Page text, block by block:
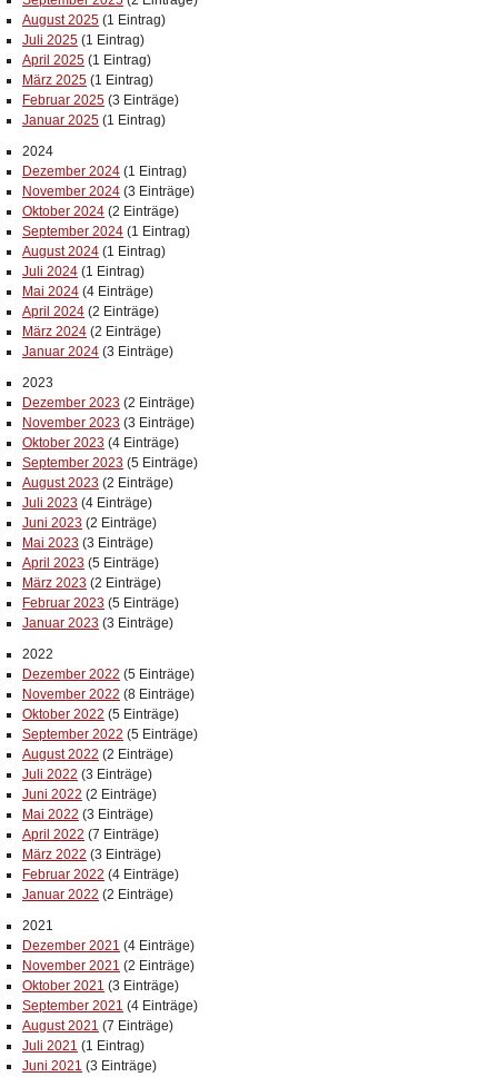
August 2025 (1 Eintrag)
Juli 2025 (1 Eintrag)
April 2025 (1 Eintrag)
März 2025 (1 Eintrag)
Februar 2025 (3 Einträge)
Januar 2025 (1 Eintrag)
2024
Dezember 2024 (1 Eintrag)
November 2024 (3 Einträge)
Oktober 2024 (2 Einträge)
September 2024 (1 Eintrag)
August 2024 (1 Eintrag)
Juli 2024 (1 Eintrag)
Mai 2024 (4 Einträge)
April 2024 (2 Einträge)
März 2024 (2 Einträge)
Januar 2024 (3 Einträge)
2023
Dezember 2023 (2 Einträge)
November 2023 (3 Einträge)
Oktober 2023 (4 Einträge)
September 2023 (5 Einträge)
August 2023 (2 Einträge)
Juli 2023 (4 Einträge)
Juni 2023 (2 Einträge)
Mai 2023 (3 Einträge)
April 2023 (5 Einträge)
März 2023 (2 Einträge)
Februar 2023 (5 Einträge)
Januar 2023 (3 Einträge)
2022
Dezember 2022 (5 Einträge)
November 2022 (8 Einträge)
Oktober 2022 (5 Einträge)
September 2022 (5 Einträge)
August 2022 (2 Einträge)
Juli 2022 (3 Einträge)
Juni 2022 (2 Einträge)
Mai 2022 (3 Einträge)
April 2022 (7 Einträge)
März 2022 (3 Einträge)
Februar 2022 (4 Einträge)
Januar 2022 (2 Einträge)
2021
Dezember 2021 (4 Einträge)
November 2021 (2 Einträge)
Oktober 2021 (3 Einträge)
September 2021 (4 Einträge)
August 2021 (7 Einträge)
Juli 2021 (1 Eintrag)
Juni 2021 (3 Einträge)